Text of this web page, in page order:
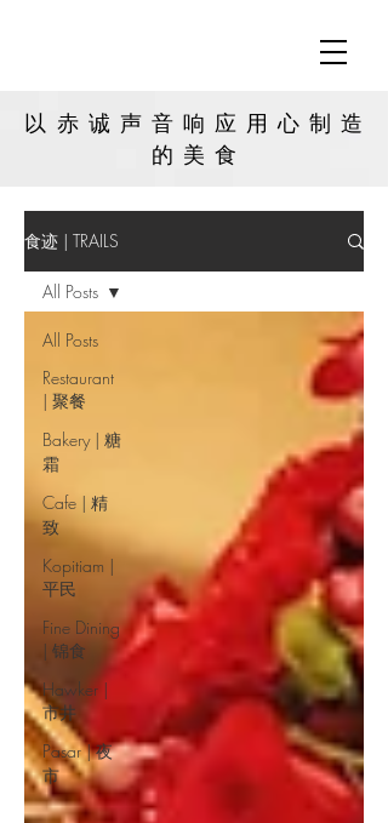
以赤诚声音响应用心制造
的 美食
食迹 | TRAILS
All Posts
Restaurant
| 聚餐
Bakery | 糖
霜
Cafe | 精
致
Kopitiam |
平民
Fine Dining
| 锦食
Hawker |
市井
Pasar | 夜
市
All Posts